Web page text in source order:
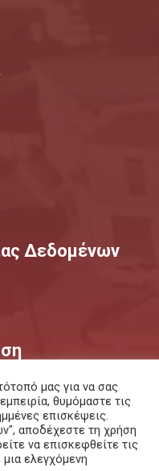
Δεδομένων
μας για να σας
θυμόμαστε τις
επισκέψεις.
αποδέχεστε τη χρήση
να επισκεφθείτε τις
ελεγχόμενη